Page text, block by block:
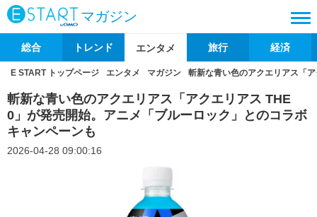
マガジン
総合 トレンド エンタメ 旅行 経済
E START トップページ エンタメ マガジン 斬新な青い色のアクエリアス「
斬新な青い色のアクエリアス「アクエリアス THE
0」が発売開始。アニメ「ブルーロック」とのコラボ
キャンペーンも
2026-04-28 09:00:16